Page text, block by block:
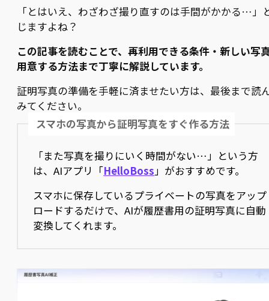
「とはいえ、わざわざ撮り直すのは手間がかかる…」
じますよね？
この記事を読むことで、再利用できる条件・新しい写
用意する方法まで丁寧に解説しています。
証明写真の準備を手軽に済ませたい方は、最後まで読
みてください。
スマホの写真から証明写真をすぐ作る方法
「また写真を撮りにいく時間がない…」という方
は、AIアプリ「HelloBoss 」がおすすめです。
スマホに保存しているプライベートの写真をアップ
ロードするだけで、AIが履歴書用の証明写真に自動
変換してくれます。